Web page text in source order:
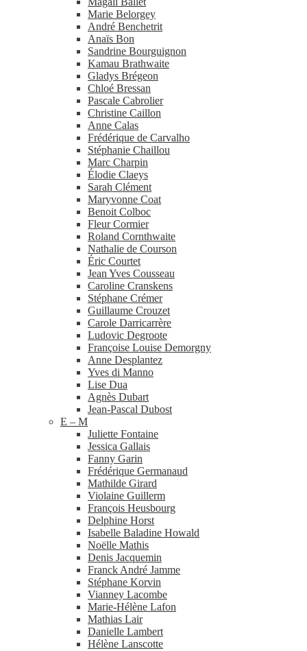
Marie Belorgey
André Benchetrit
Anaïs Bon
Sandrine Bourguignon
Kamau Brathwaite
Gladys Brégeon
Chloé Bressan
Pascale Cabrolier
Christine Caillon
Anne Calas
Frédérique de Carvalho
Stéphanie Chaillou
Marc Charpin
Élodie Claeys
Sarah Clément
Maryvonne Coat
Benoit Colboc
Fleur Cormier
Roland Cornthwaite
Nathalie de Courson
Éric Courtet
Jean Yves Cousseau
Caroline Cranskens
Stéphane Crémer
Guillaume Crouzet
Carole Darricarrère
Ludovic Degroote
Françoise Louise Demorgny
Anne Desplantez
Yves di Manno
Lise Dua
Agnès Dubart
Jean-​Pascal Dubost
E – M
Juliette Fontaine
Jessica Gallais
Fanny Garin
Frédérique Germanaud
Mathilde Girard
Violaine Guillerm
François Heusbourg
Delphine Horst
Isabelle Baladine Howald
Noëlle Mathis
Denis Jacquemin
Franck André Jamme
Stéphane Korvin
Vianney Lacombe
Marie-​Hélène Lafon
Mathias Lair
Danielle Lambert
Hélène Lanscotte